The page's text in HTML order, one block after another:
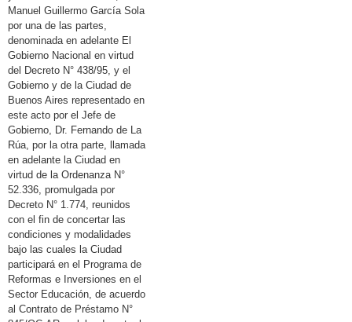
Manuel Guillermo García Sola
por una de las partes,
denominada en adelante El
Gobierno Nacional en virtud
del Decreto N° 438/95, y el
Gobierno y de la Ciudad de
Buenos Aires representado en
este acto por el Jefe de
Gobierno, Dr. Fernando de La
Rúa, por la otra parte, llamada
en adelante la Ciudad en
virtud de la Ordenanza N°
52.336, promulgada por
Decreto N° 1.774, reunidos
con el fin de concertar las
condiciones y modalidades
bajo las cuales la Ciudad
participará en el Programa de
Reformas e Inversiones en el
Sector Educación, de acuerdo
al Contrato de Préstamo N°